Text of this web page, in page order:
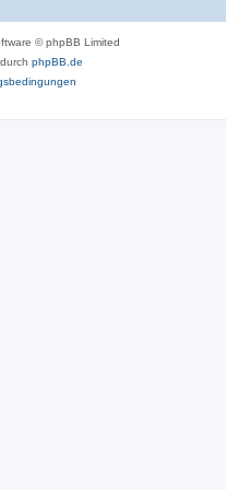
© phpBB Limited
phpBB.de